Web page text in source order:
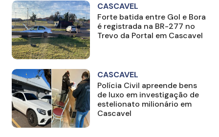
CASCAVEL
Forte batida entre Gol e Bora
é registrada na BR-277 no
Trevo da Portal em Cascavel
CASCAVEL
Polícia Civil apreende bens
de luxo em investigação de
estelionato milionário em
Cascavel